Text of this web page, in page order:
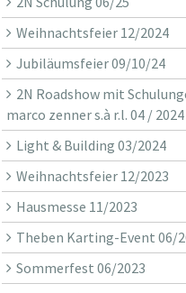
Weihnachtsfeier 12/2024
Jubiläumsfeier 09/10/24
2N Roadshow mit
marco zenner s.à r.l. 04 / 2024
Light & Building 03/2024
Weihnachtsfeier 12/2023
Hausmesse 11/2023
Theben Karting-Event 06/
Sommerfest 06/2023